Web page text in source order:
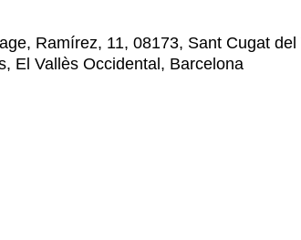
Ramírez, 11, 08173, Sant Cugat del
El Vallès Occidental, Barcelona